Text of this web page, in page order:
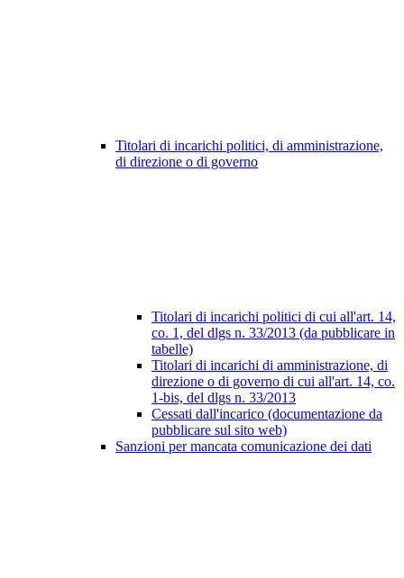
Titolari di incarichi politici, di amministrazione,
di direzione o di governo
Titolari di incarichi politici di cui all'art. 14,
co. 1, del dlgs n. 33/2013 (da pubblicare in
tabelle)
Titolari di incarichi di amministrazione, di
direzione o di governo di cui all'art. 14, co.
1-bis, del dlgs n. 33/2013
Cessati dall'incarico (documentazione da
pubblicare sul sito web)
Sanzioni per mancata comunicazione dei dati